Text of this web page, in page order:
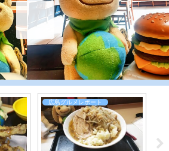
広島グルメレポート